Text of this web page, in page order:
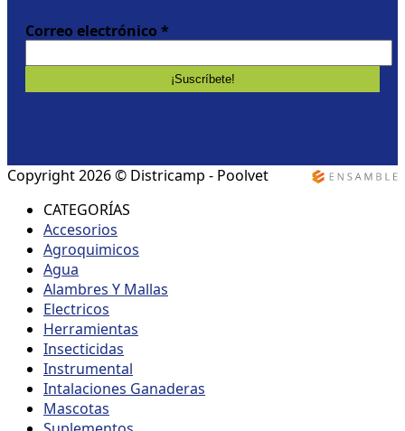
Correo electrónico *
Copyright 2026 © Districamp - Poolvet
CATEGORÍAS
Accesorios
Agroquimicos
Agua
Alambres Y Mallas
Electricos
Herramientas
Insecticidas
Instrumental
Intalaciones Ganaderas
Mascotas